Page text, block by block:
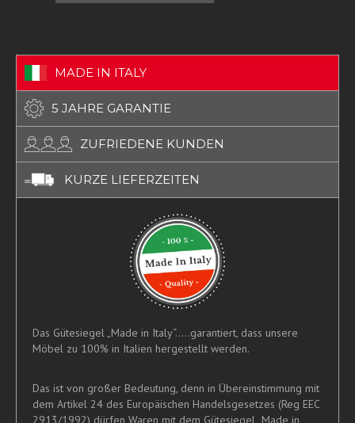
MADE IN ITALY
5 JAHRE GARANTIE
ZUFRIEDENE KUNDEN
KURZE LIEFERZEITEN
Das Gütesiegel „Made in Italy“.....garantiert, dass unsere
Möbel zu 100% in Italien hergestellt werden.
Das ist von großer Bedeutung, denn in Übereinstimmung mit
dem Artikel 24 des Europäischen Handelsgesetzes (Reg EEC
2913/1992) dürfen Waren mit dem Gütesiegel „Made in